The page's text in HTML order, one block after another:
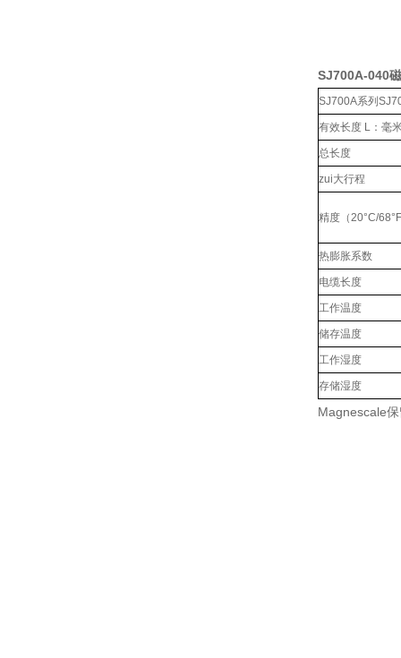
SJ700A-040
SJ700A系列
有效长度 L：毫
总长度
zui大行程
精度（20°C/
热膨胀系数
电缆长度
工作温度
储存温度
工作湿度
存储湿度
Magnescale